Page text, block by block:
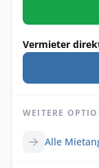
Vermieter
WEITERE
Alle